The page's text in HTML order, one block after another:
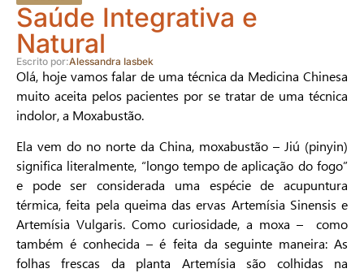
Saúde Integrativa e
Natural
Escrito por:Alessandra Iasbek
Olá, hoje vamos falar de uma técnica da Medicina Chinesa
muito aceita pelos pacientes por se tratar de uma técnica
indolor, a Moxabustão.
Ela vem do no norte da China, moxabustão – Jiú (pinyin)
significa literalmente, “longo tempo de aplicação do fogo”
e pode ser considerada uma espécie de acupuntura
térmica, feita pela queima das ervas Artemísia Sinensis e
Artemísia Vulgaris. Como curiosidade, a moxa – como
também é conhecida – é feita da seguinte maneira: As
folhas frescas da planta Artemísia são colhidas na